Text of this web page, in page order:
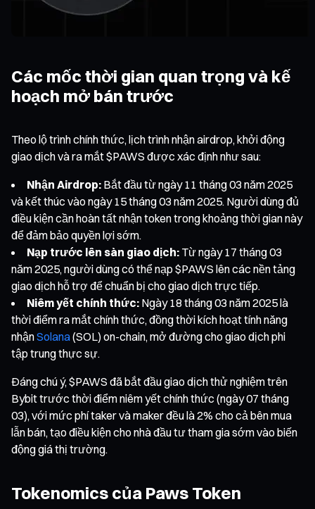
Các mốc thời gian quan trọng và kế
hoạch mở bán trước
Theo lộ trình chính thức, lịch trình nhận airdrop, khởi động
giao dịch và ra mắt $PAWS được xác định như sau:
Nhận Airdrop: Bắt đầu từ ngày 11 tháng 03 năm 2025
và kết thúc vào ngày 15 tháng 03 năm 2025. Người dùng đủ
điều kiện cần hoàn tất nhận token trong khoảng thời gian này
để đảm bảo quyền lợi sớm.
Nạp trước lên sàn giao dịch: Từ ngày 17 tháng 03
năm 2025, người dùng có thể nạp $PAWS lên các nền tảng
giao dịch hỗ trợ để chuẩn bị cho giao dịch trực tiếp.
Niêm yết chính thức: Ngày 18 tháng 03 năm 2025 là
thời điểm ra mắt chính thức, đồng thời kích hoạt tính năng
nhậnSolana(SOL) on-chain, mở đường cho giao dịch phi
tập trung thực sự.
Đáng chú ý, $PAWS đã bắt đầu giao dịch thử nghiệm trên
Bybit trước thời điểm niêm yết chính thức (ngày 07 tháng
03), với mức phí taker và maker đều là 2% cho cả bên mua
lẫn bán, tạo điều kiện cho nhà đầu tư tham gia sớm vào biến
động giá thị trường.
Tokenomics của Paws Token